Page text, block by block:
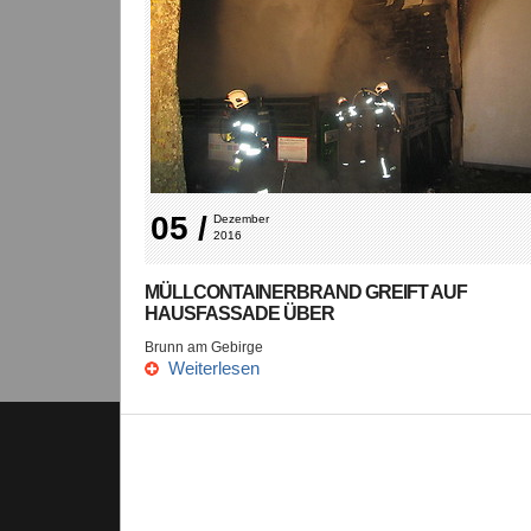
05 / Dezember
2016
MÜLLCONTAINERBRAND GREIFT AUF
HAUSFASSADE ÜBER
Brunn am Gebirge
Weiterlesen